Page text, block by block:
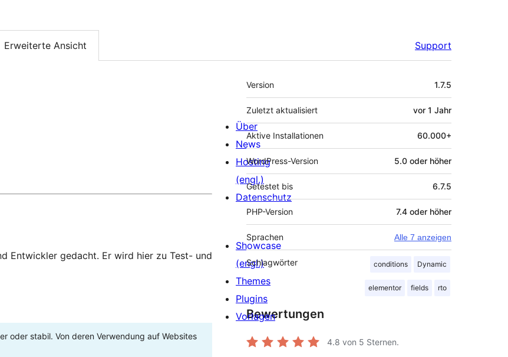
Erweiterte Ansicht Support
Entwickler gedacht. Er wird hier zu Test- und
oder stabil. Von deren Verwendung auf Websites
Meta
Version 1.7.5
Zuletzt aktualisiert vor 1 Jahr
Aktive Installationen 60.000+
WordPress-Version 5.0 oder höher
Getestet bis 6.7.5
PHP-Version 7.4 oder höher
Sprachen Alle 7 anzeigen
Schlagwörter conditions Dynamic
elementor fields rto
Bewertungen
4.8 von 5 Sternen.
Über
News
Hosting
(engl.)
Datenschutz
Showcase
(engl.)
Themes
Plugins
Vorlagen